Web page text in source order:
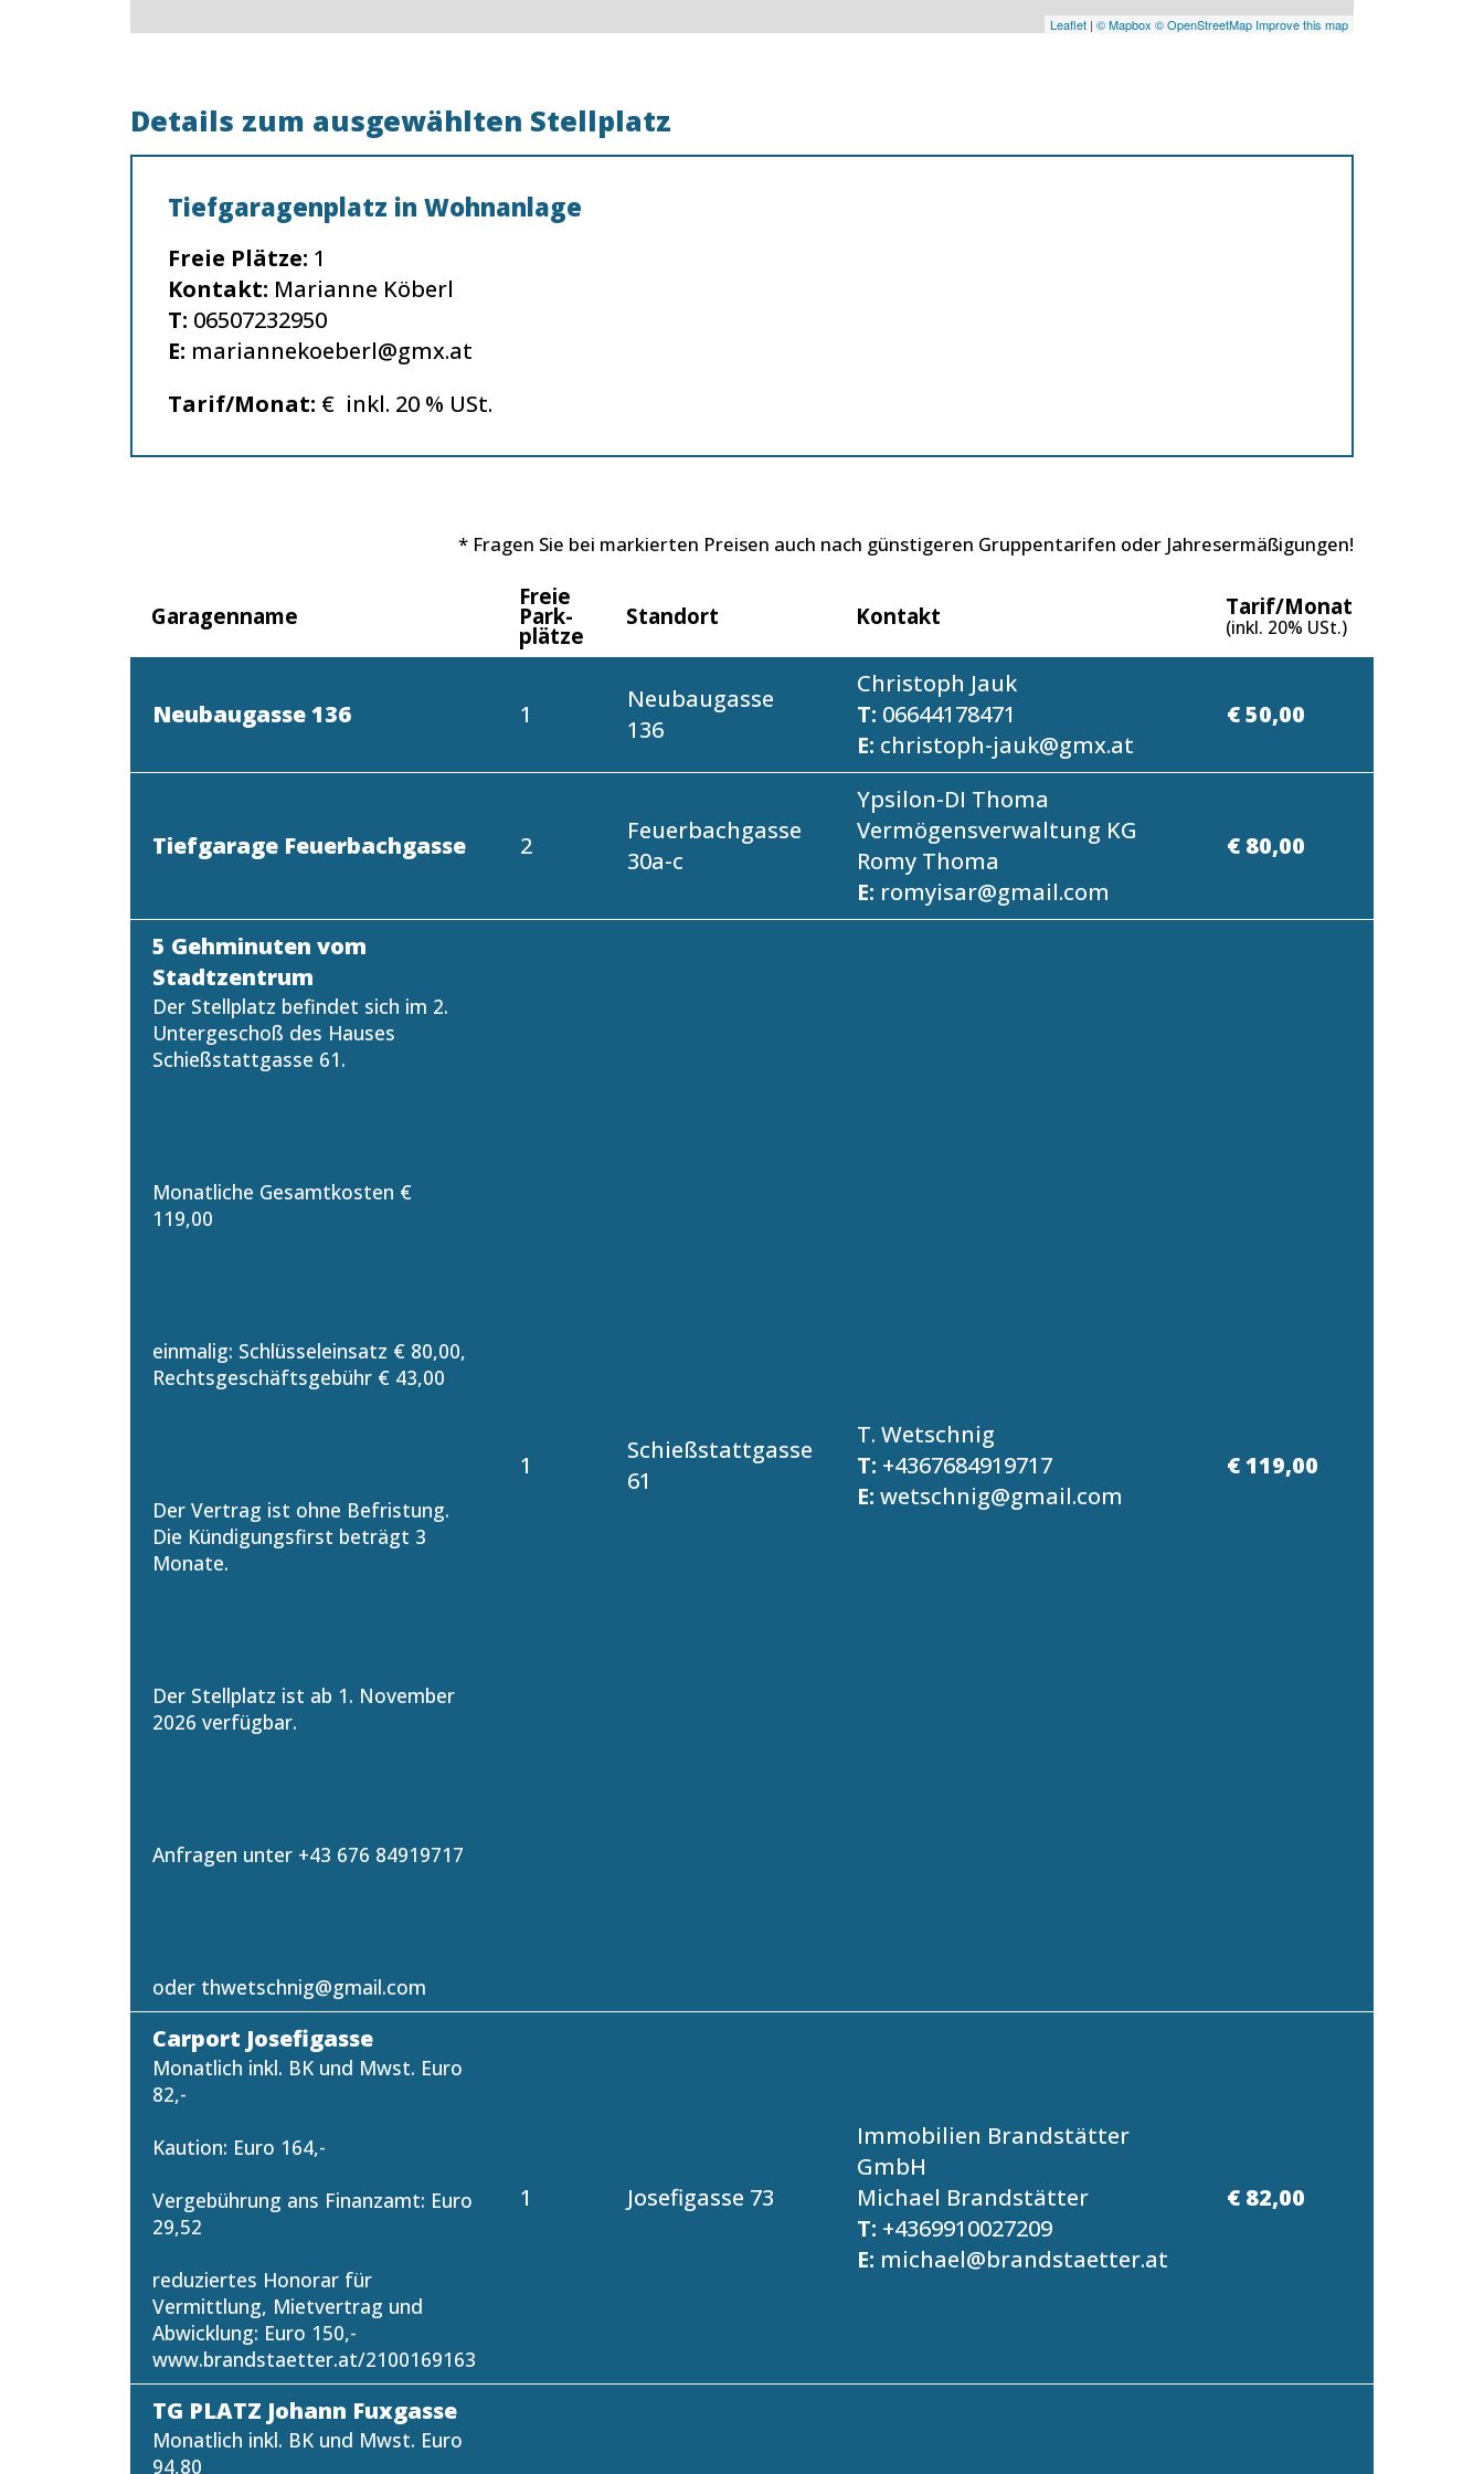
Leaflet| © Mapbox © OpenStreetMap Improve this map
Details zum ausgewählten Stellplatz
Tiefgaragenplatz in Wohnanlage
Freie Plätze: 1
Kontakt: Marianne Köberl
T: 06507232950
E: mariannekoeberl@gmx.at
Tarif/Monat: € inkl. 20 % USt.
* Fragen Sie bei markierten Preisen auch nach günstigeren Gruppentarifen oder Jahresermäßigungen!
Garagenname
Freie
Park­
plätze
Standort Kontakt Tarif/Monat
(inkl. 20% USt.)
Neubaugasse 136 1
Neubaugasse
136
Christoph Jauk
T: 06644178471
E: christoph-jauk@gmx.at
€ 50,00
Tiefgarage Feuerbachgasse 2
Feuerbachgasse
30a-c
Ypsilon-DI Thoma
Vermögensverwaltung KG
Romy Thoma
E: romyisar@gmail.com
€ 80,00
5 Gehminuten vom
Stadtzentrum
Der Stellplatz befindet sich im 2.
Untergeschoß des Hauses
Schießstattgasse 61.
Monatliche Gesamtkosten €
119,00
einmalig: Schlüsseleinsatz € 80,00,
Rechtsgeschäftsgebühr € 43,00
Der Vertrag ist ohne Befristung.
Die Kündigungsfirst beträgt 3
Monate.
Der Stellplatz ist ab 1. November
2026 verfügbar.
Anfragen unter +43 676 84919717
oder thwetschnig@gmail.com
1
Schießstattgasse
61
T. Wetschnig
T: +4367684919717
E: wetschnig@gmail.com
€ 119,00
Carport Josefigasse
Monatlich inkl. BK und Mwst. Euro
82,-
Kaution: Euro 164,-
Vergebührung ans Finanzamt: Euro
29,52
reduziertes Honorar für
Vermittlung, Mietvertrag und
Abwicklung: Euro 150,-
www.brandstaetter.at/2100169163
1 Josefigasse 73
Immobilien Brandstätter
GmbH
Michael Brandstätter
T: +4369910027209
E: michael@brandstaetter.at
€ 82,00
TG PLATZ Johann Fuxgasse
Monatlich inkl. BK und Mwst. Euro
94,80